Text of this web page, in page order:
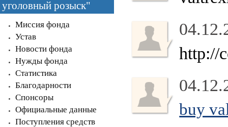
уголовный розыск"
Миссия фонда
Устав
Новости фонда
Нужды фонда
Статистика
Благодарности
Спонсоры
Официальные данные
Поступления средств
http://
buy